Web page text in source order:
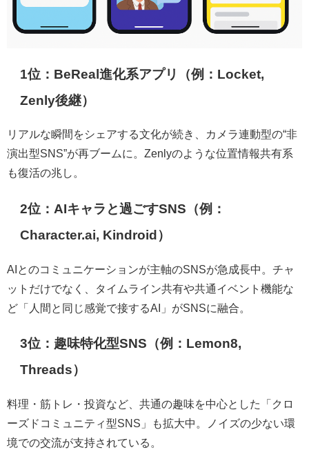
1位：BeReal進化系アプリ（例：Locket,
Zenly後継）
リアルな瞬間をシェアする文化が続き、カメラ連動型の“非
演出型SNS”が再ブームに。Zenlyのような位置情報共有系
も復活の兆し。
2位：AIキャラと過ごすSNS（例：
Character.ai, Kindroid）
AIとのコミュニケーションが主軸のSNSが急成長中。チャ
ットだけでなく、タイムライン共有や共通イベント機能な
ど「人間と同じ感覚で接するAI」がSNSに融合。
3位：趣味特化型SNS（例：Lemon8,
Threads）
料理・筋トレ・投資など、共通の趣味を中心とした「クロ
ーズドコミュニティ型SNS」も拡大中。ノイズの少ない環
境での交流が支持されている。